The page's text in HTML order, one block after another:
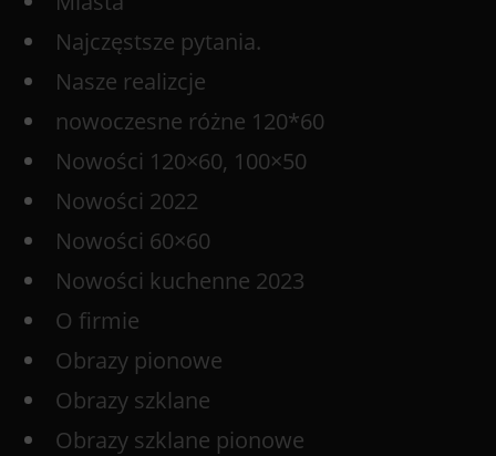
Najczęstsze pytania.
Nasze realizcje
nowoczesne różne 120*60
Nowości 120×60, 100×50
Nowości 2022
Nowości 60×60
Nowości kuchenne 2023
O firmie
Obrazy pionowe
Obrazy szklane
Obrazy szklane pionowe